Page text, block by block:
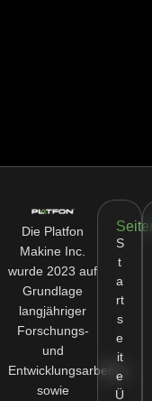
Die Platfon
Makine Inc.
wurde 2023 auf
Grundlage
langjähriger
Forschungs-
und
Entwicklungsarbeiten
sowie
Seiten
S
t
a
rt
s
e
it
e
Ü